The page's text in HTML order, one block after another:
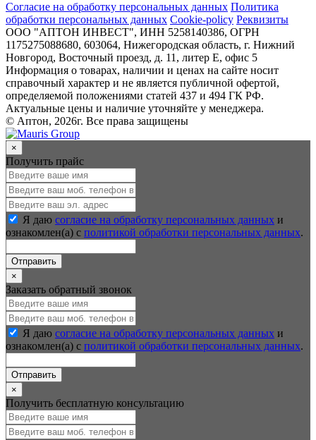
Согласие на обработку персональных данных Политика
обработки персональных данных Cookie-policy Реквизиты
ООО "АПТОН ИНВЕСТ", ИНН 5258140386, ОГРН
1175275088680, 603064, Нижегородская область, г. Нижний
Новгород, Восточный проезд, д. 11, литер Е, офис 5
Информация о товарах, наличии и ценах на сайте носит
справочный характер и не является публичной офертой,
определяемой положениями статей 437 и 494 ГК РФ.
Актуальные цены и наличие уточняйте у менеджера.
© Аптон, 2026г. Все права защищены
×
Получить прайс
Я даю согласие на обработку персональных данных и
ознакомлен(а) с политикой обработки персональных данных.
Отправить
×
Заказать обратный звонок
Я даю согласие на обработку персональных данных и
ознакомлен(а) с политикой обработки персональных данных.
Отправить
×
Получить бесплатную консультацию